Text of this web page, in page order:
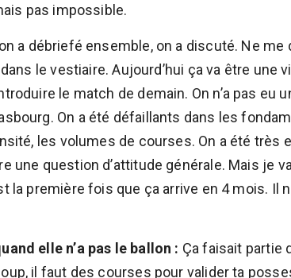
pas impossible.
a débriefé ensemble, on a discuté. Ne me
le vestiaire. Aujourd’hui ça va être une
le match de demain. On n’a pas eu
On a été défaillants dans les
les volumes de courses. On a été très
une question d’attitude générale. Mais je
la première fois que ça arrive en 4 mois. Il
elle n’a pas le ballon : Ça faisait partie
il faut des courses pour valider ta